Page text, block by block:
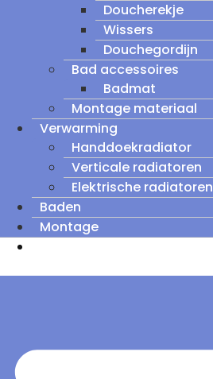
Doucherekje
Wissers
Douchegordijn
Bad accessoires
Badmat
Montage materiaal
Verwarming
Handdoekradiator
Verticale radiatoren
Elektrische radiatoren
Baden
Montage